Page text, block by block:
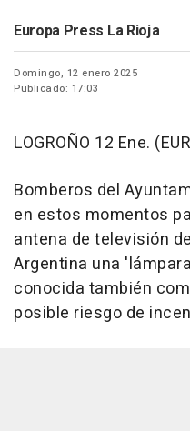
Europa Press La Rioja
Domingo, 12 enero 2025
Publicado: 17:03
LOGROÑO 12 Ene.
Bomberos del
en estos momentos
antena de televisión
Argentina una
conocida también
posible riesgo de